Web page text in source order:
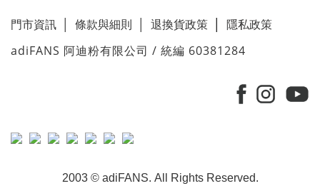
門市資訊 條款與細則 退換貨政策 隱私政策
adiFANS 阿迪粉有限公司 / 統編 60381284
2003 © adiFANS. All Rights Reserved.